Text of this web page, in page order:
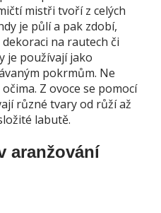
mistři tvoří z celých
je půlí a pak zdobí,
na rautech či
je používají jako
pokrmům. Ne
Z ovoce se pomocí
různé tvary od růží až
labutě.
aranžování